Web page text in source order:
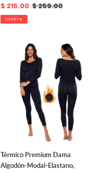
Precio
de
venta
$ 215.00 Precio
$ 259.00
OFERTA
Térmico
Premium
Dama
Algodón-
Modal-
Elastano,
Afelpado
Protección
MOD
1005
Térmico Premium Dama
Algodón-Modal-Elastano,